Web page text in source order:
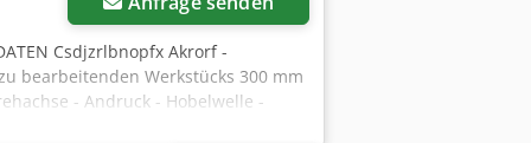
Csdjzrlbnopfx Akrorf -
bearbeitenden Werkstücks 300 mm
- Andruck - Hobelwelle -
für Hobeldicke - Motor 5,5 kW -